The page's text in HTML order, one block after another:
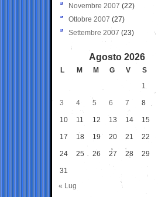
Novembre 2007 (22)
Ottobre 2007 (27)
Settembre 2007 (23)
Agosto 2026
L M M G V S
1
3 4 5 6 7 8
10 11 12 13 14 15
17 18 19 20 21 22
24 25 26 27 28 29
31
« Lug